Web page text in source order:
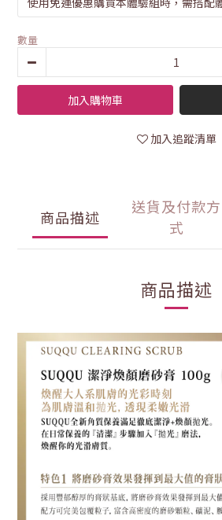
數量
加入購物車
加入追蹤清單
商品描述
送貨及付款方
式
商品描述